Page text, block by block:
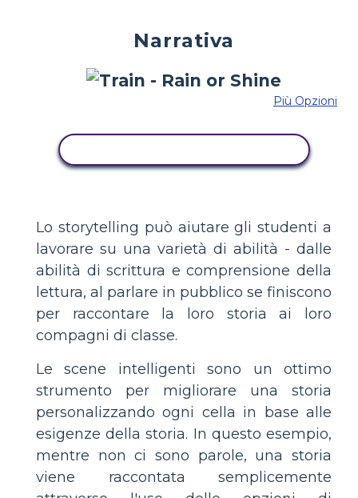
Narrativa
Più Opzioni
Lo storytelling può aiutare gli studenti a
lavorare su una varietà di abilità - dalle
abilità di scrittura e comprensione della
lettura, al parlare in pubblico se finiscono
per raccontare la loro storia ai loro
compagni di classe.
Le scene intelligenti sono un ottimo
strumento per migliorare una storia
personalizzando ogni cella in base alle
esigenze della storia. In questo esempio,
mentre non ci sono parole, una storia
viene raccontata semplicemente